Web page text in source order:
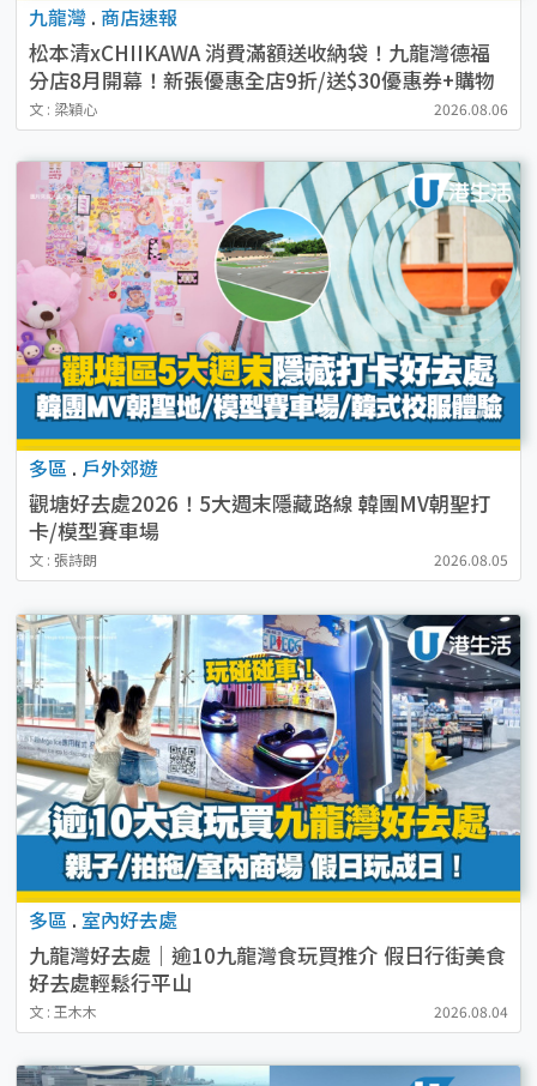
九龍灣 . 商店速報
松本清xCHIIKAWA 消費滿額送收納袋！九龍灣德福
分店8月開幕！新張優惠全店9折/送$30優惠券+購物
袋
文 : 梁穎心 2026.08.06
多區 . 戶外郊遊
觀塘好去處2026！5大週末隱藏路線 韓團MV朝聖打
卡/模型賽車場
文 : 張詩朗 2026.08.05
多區 . 室內好去處
九龍灣好去處｜逾10九龍灣食玩買推介 假日行街美食
好去處輕鬆行平山
文 : 王木木 2026.08.04